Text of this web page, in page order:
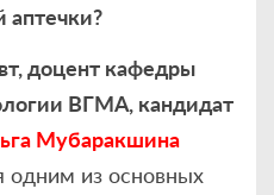
доцент кафедры
ВГМА, кандидат
Мубаракшина
одним из основных